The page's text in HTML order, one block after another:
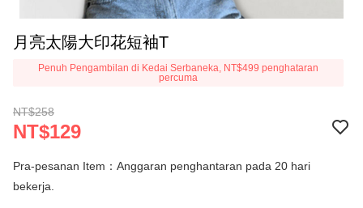
月亮太陽大印花短袖T
Penuh Pengambilan di Kedai Serbaneka, NT$499 penghataran
percuma
NT$258
NT$129
Pra-pesanan Item：Anggaran penghantaran pada 20 hari
bekerja.